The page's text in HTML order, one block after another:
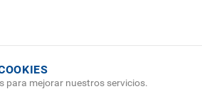
para mejorar nuestros servicios.